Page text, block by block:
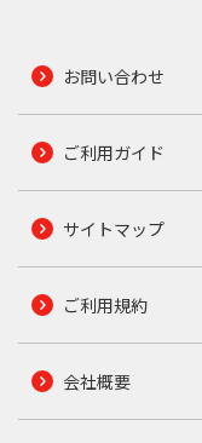
お問い合わせ
ご利用ガイド
サイトマップ
ご利用規約
会社概要